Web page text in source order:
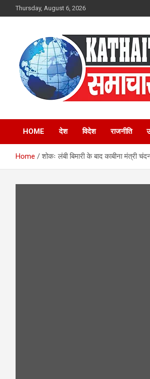
to
Thursday, August 6, 2026
Kathait
Latest
News in Hindi,
HOME देश विदेश राजनीति
Home शोकः लंबी बिमारी के बाद काबीना मंत्री